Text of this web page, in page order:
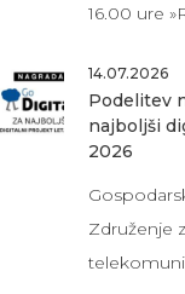
16.00 ure
14.07.2026
Podelitev
najboljši
2026
Združenje